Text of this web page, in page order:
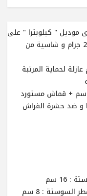
موديل " كيلوبترا " على
قماش دبل نت 270 جرام و شاسية من
الوجهين عبارة عن طبقة اسفنج1.5سم + قماش مستورد
و ضد حشرة الفراش
سم